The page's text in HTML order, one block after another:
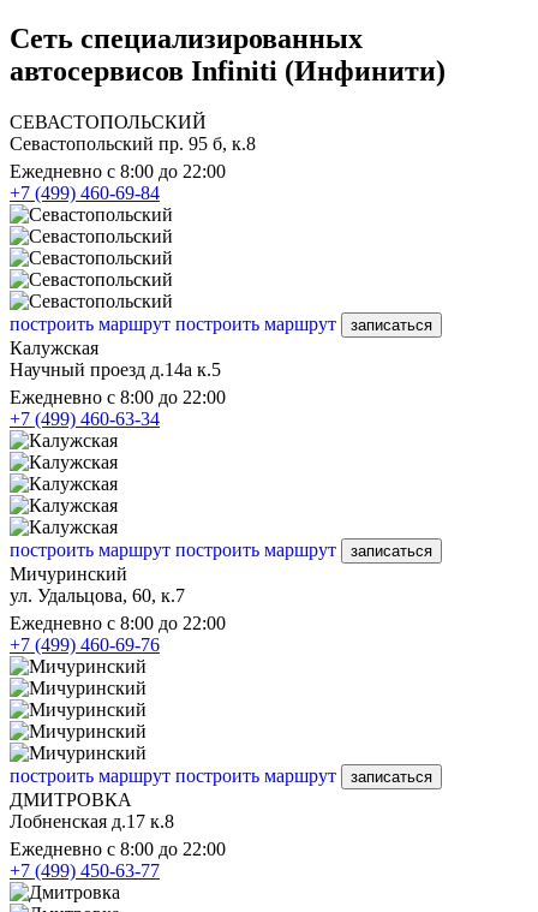
Сеть специализированных
автосервисов Infiniti (Инфинити)
СЕВАСТОПОЛЬСКИЙ
Севастопольский пр. 95 б, к.8
Ежедневно с 8:00 до 22:00
+7 (499) 460-69-84
построить маршрут построить маршрут записаться
Калужская
Научный проезд д.14а к.5
Ежедневно с 8:00 до 22:00
+7 (499) 460-63-34
построить маршрут построить маршрут записаться
Мичуринский
ул. Удальцова, 60, к.7
Ежедневно с 8:00 до 22:00
+7 (499) 460-69-76
построить маршрут построить маршрут записаться
ДМИТРОВКА
Лобненская д.17 к.8
Ежедневно с 8:00 до 22:00
+7 (499) 450-63-77